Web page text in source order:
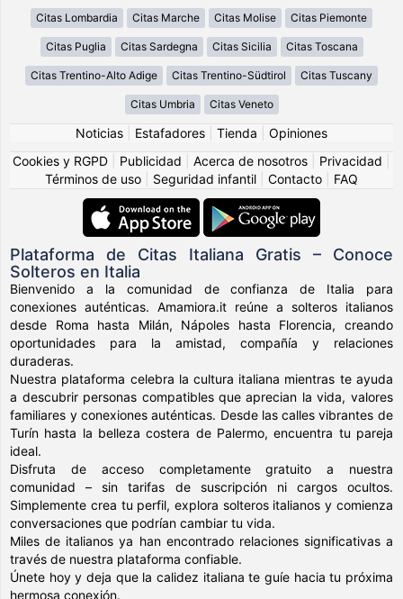
Citas Lombardia Citas Marche Citas Molise Citas Piemonte
Citas Puglia Citas Sardegna Citas Sicilia Citas Toscana
Citas Trentino-Alto Adige Citas Trentino-Südtirol Citas Tuscany
Citas Umbria Citas Veneto
Noticias Estafadores Tienda
Opiniones
Cookies y RGPD
Publicidad Acerca de nosotros Privacidad
Términos de uso
Seguridad infantil Contacto FAQ
Plataforma de Citas Italiana Gratis – Conoce
Solteros en Italia
Bienvenido a la comunidad de confianza de Italia para
conexiones auténticas. Amamiora.it reúne a solteros italianos
desde Roma hasta Milán, Nápoles hasta Florencia, creando
oportunidades para la amistad, compañía y relaciones
duraderas.
Nuestra plataforma celebra la cultura italiana mientras te ayuda
a descubrir personas compatibles que aprecian la vida, valores
familiares y conexiones auténticas. Desde las calles vibrantes de
Turín hasta la belleza costera de Palermo, encuentra tu pareja
ideal.
Disfruta de acceso completamente gratuito a nuestra
comunidad – sin tarifas de suscripción ni cargos ocultos.
Simplemente crea tu perfil, explora solteros italianos y comienza
conversaciones que podrían cambiar tu vida.
Miles de italianos ya han encontrado relaciones significativas a
través de nuestra plataforma confiable.
Únete hoy y deja que la calidez italiana te guíe hacia tu próxima
hermosa conexión.